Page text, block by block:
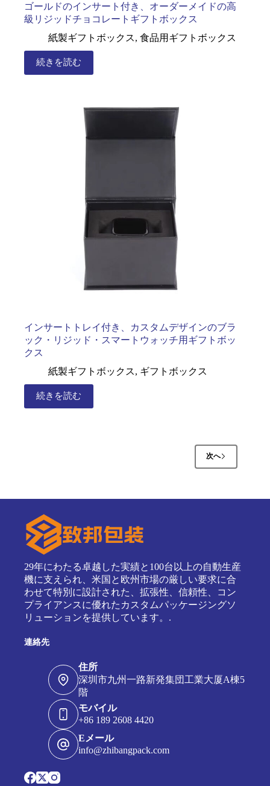
ゴールドのインサート付き、オーダーメイドの高
級リジッドチョコレートギフトボックス
紙製ギフトボックス, 食品用ギフトボックス
続きを読む
インサートトレイ付き、カスタムデザインのブラ
ック・リジッド・スマートウォッチ用ギフトボッ
クス
紙製ギフトボックス, ギフトボックス
続きを読む
次へ
29年にわたる卓越した実績と100台以上の自動生産
機に支えられ、米国と欧州市場の厳しい要求に合
わせて特別に設計された、拡張性、信頼性、コン
プライアンスに優れたカスタムパッケージングソ
リューションを提供しています。.
連絡先
住所
深圳市九州一路新発集団工業大厦A棟5
階
モバイル
+86 189 2608 4420
Eメール
info@zhibangpack.com